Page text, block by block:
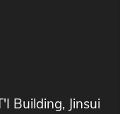
Building, Jinsui